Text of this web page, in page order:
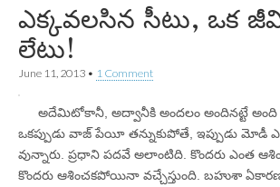
ఎక్కవలసిన సీటు, ఒక
లేటు!
June 11, 2013 • 1 Comment
అదేమిటోకానీ, అద్వానీకి అందలం అందినట్టే అంది
ఒకప్పుడు వాజ్‌ పేయీ తన్నుకుపోతే, ఇప్పుడు మోడీ
వున్నారు. ప్రధాని పదవే అలాంటిది. కొందరు ఎంత
కొందరు ఆశించకపోయినా వచ్చేస్తుంది. బహుశా